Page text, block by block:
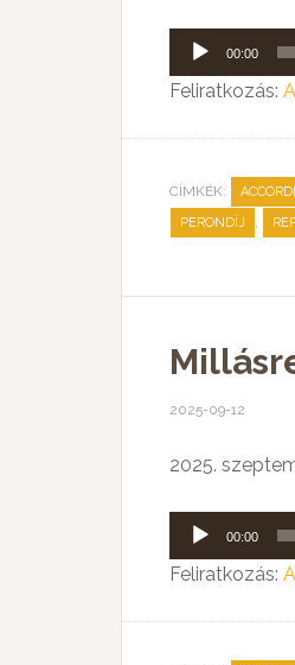
Audió
lejátszó
00:00
Feliratkozás:
CÍMKÉK:
PERONDÍJ ,
2025-09-12
2025.
Audió
lejátszó
00:00
Feliratkozás: